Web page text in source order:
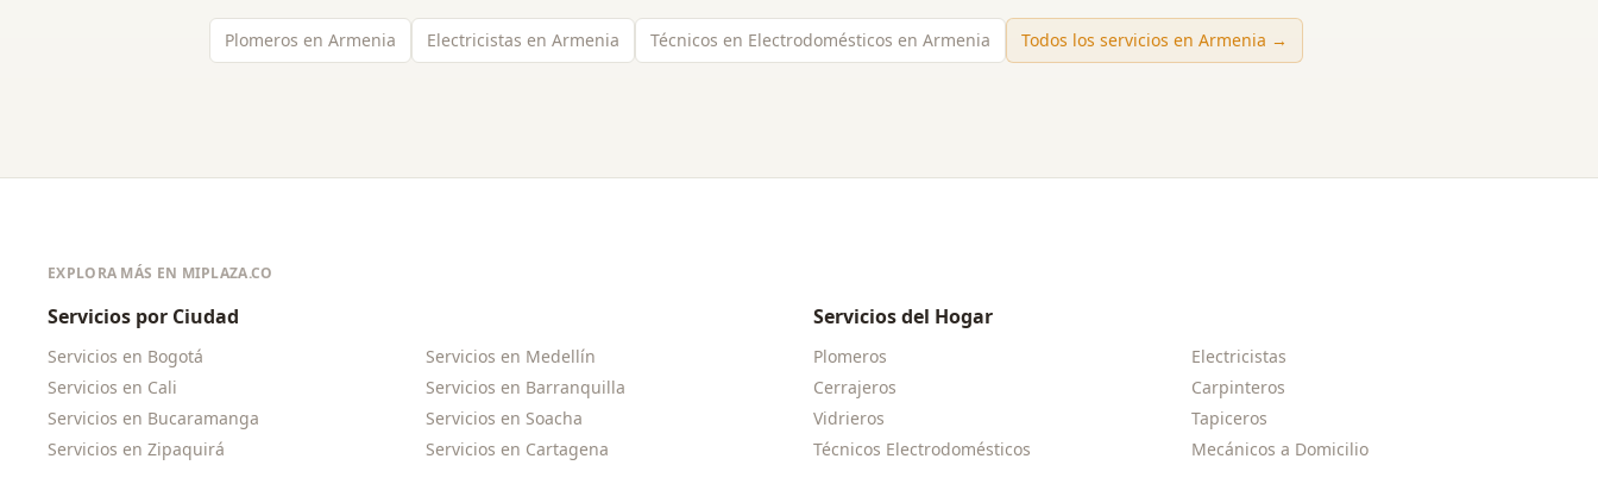
Plomeros en Armenia Electricistas en Armenia Técnicos en Electrodomésticos en Armenia Todos los servicios en Armenia →
EXPLORA MÁS EN MIPLAZA.CO
Servicios por Ciudad
Servicios en Bogotá Servicios en Medellín
Servicios en Cali Servicios en Barranquilla
Servicios en Bucaramanga Servicios en Soacha
Servicios en Zipaquirá Servicios en Cartagena
Servicios del Hogar
Plomeros
Electricistas
Cerrajeros
Carpinteros
Vidrieros
Tapiceros
Técnicos Electrodomésticos
Mecánicos a Domicilio